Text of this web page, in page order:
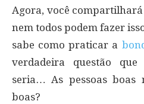
Agora, você compartilhará
nem todos podem fazer
sabe como praticar a
verdadeira questão
seria… As pessoas boas
boas?